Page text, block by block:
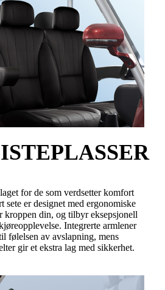
for de som verdsetter komfort
sete er designet med ergonomiske
kroppen din, og tilbyr eksepsjonell
Integrerte armlener
følelsen av avslapning, mens
gir et ekstra lag med sikkerhet.